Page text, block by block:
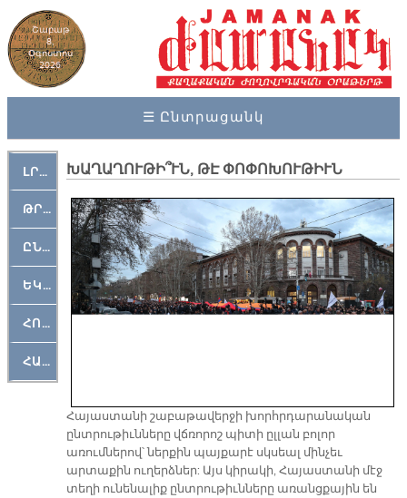
Շաբաթ
8,
Օգոստոս
2026
☰ Ընտրացանկ
ԼՐԱՀՈՍ
ԹՐՔԱՀԱՅ ԿԵԱՆՔ
ԸՆԿԵՐԱՄՇԱԿՈՒԹԱՅԻՆ
ԵԿԵՂԵՑԱԿԱՆ
ՀՈԳԵՄՏԱՒՈՐ
ՀԱՐԹԱԿ
ԽԱՂԱՂՈՒԹԻ՞ՒՆ, ԹԷ ՓՈՓՈԽՈՒԹԻՒՆ
Հայաստանի շաբաթավերջի խորհրդարանական
ընտրութիւնները վճռորոշ պիտի ըլլան բոլոր
առումներով՝ ներքին պայքարէ սկսեալ մինչեւ
արտաքին ուղերձներ: Այս կիրակի, Հայաստանի մէջ
տեղի ունենալիք ընտրութիւնները առանցքային են